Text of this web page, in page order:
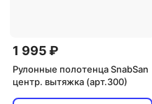
1 995 ₽
Рулонные полотенца SnabSan
центр. вытяжка (арт.300)